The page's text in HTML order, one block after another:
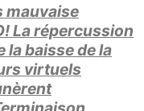
mauvaise
La répercussion
la baisse de la
virtuels